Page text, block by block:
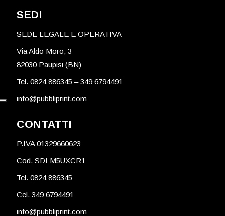
SEDI
SEDE LEGALE E OPERATIVA
Via Aldo Moro, 3
82030 Paupisi (BN)
Tel. 0824 886345 –349 6794491
info@pubbliprint.com
CONTATTI
P.IVA 01329660623
Cod. SDI M5UXCR1
Tel. 0824 886345
Cel. 349 6794491
info@pubbliprint.com